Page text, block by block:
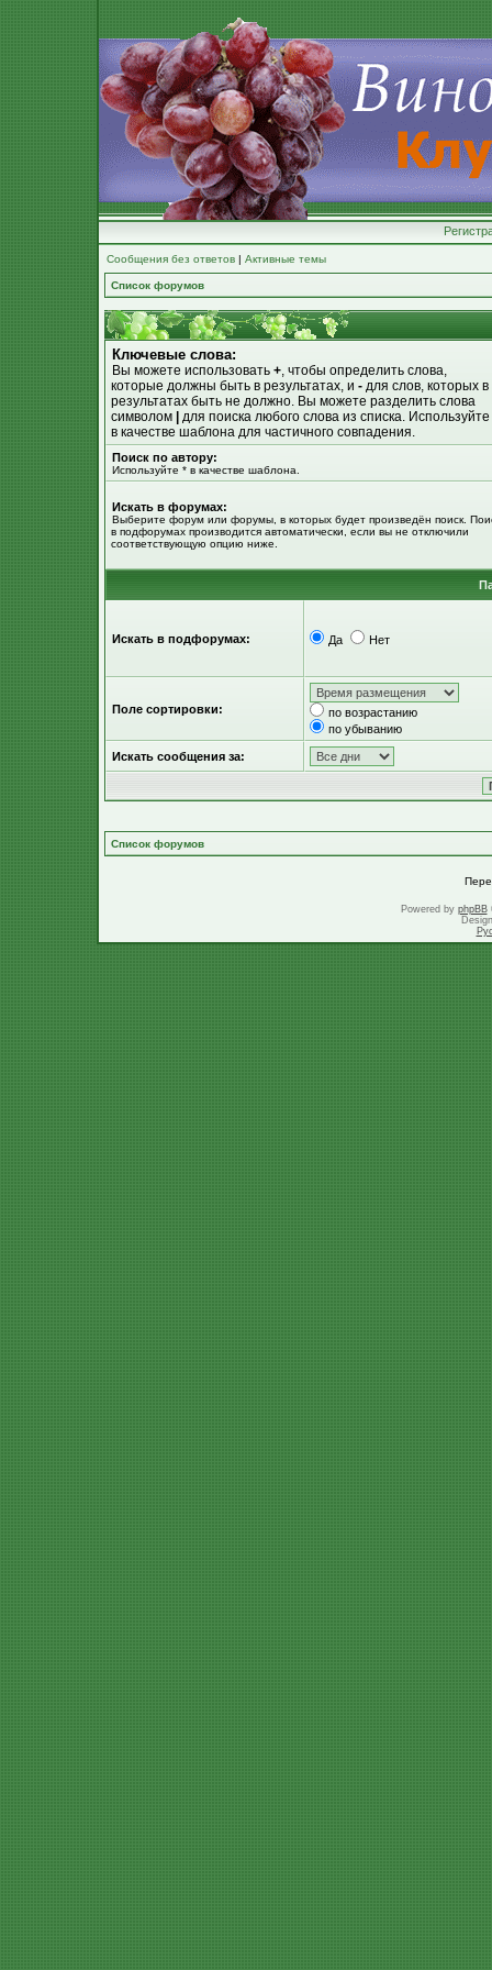
Сообщения без ответов | Активные темы
Список форумов
Ключевые слова:
Вы можете использовать +, чтобы определить слова,
которые должны быть в результатах, и - для слов, которых в
результатах быть не должно. Вы можете разделить слова
символом
для поиска любого слова из списка. Используйте
в качестве шаблона для частичного совпадения.
Поиск по автору:
Используйте * в качестве шаблона.
Искать в форумах:
Выберите форум или форумы, в которых будет произведён поиск.
в подфорумах производится автоматически, если вы не отключили
соответствующую опцию ниже.
Искать в подфорумах: Да Нет
Поле сортировки:
по возрастанию
по убыванию
Искать сообщения за:
Список форумов
Powered by phpBB